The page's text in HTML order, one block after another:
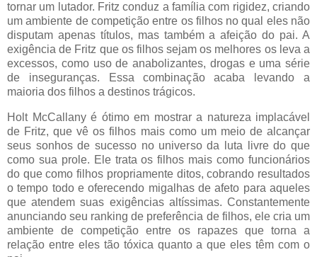
tornar um lutador. Fritz conduz a família com rigidez, criando
um ambiente de competição entre os filhos no qual eles não
disputam apenas títulos, mas também a afeição do pai. A
exigência de Fritz que os filhos sejam os melhores os leva a
excessos, como uso de anabolizantes, drogas e uma série
de inseguranças. Essa combinação acaba levando a
maioria dos filhos a destinos trágicos.
Holt McCallany é ótimo em mostrar a natureza implacável
de Fritz, que vê os filhos mais como um meio de alcançar
seus sonhos de sucesso no universo da luta livre do que
como sua prole. Ele trata os filhos mais como funcionários
do que como filhos propriamente ditos, cobrando resultados
o tempo todo e oferecendo migalhas de afeto para aqueles
que atendem suas exigências altíssimas. Constantemente
anunciando seu ranking de preferência de filhos, ele cria um
ambiente de competição entre os rapazes que torna a
relação entre eles tão tóxica quanto a que eles têm com o